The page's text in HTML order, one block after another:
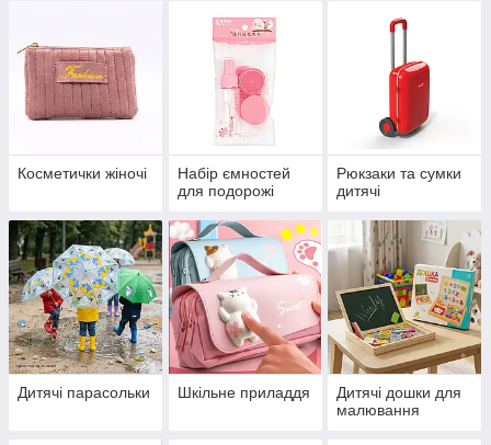
Косметички жіночі
Набір ємностей
для подорожі
Рюкзаки та сумки
дитячі
Дитячі парасольки Шкільне приладдя
Дитячі дошки для
малювання